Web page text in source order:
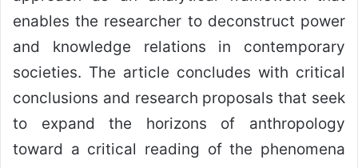
enables the researcher to deconstruct power
and knowledge relations in contemporary
societies. The article concludes with critical
conclusions and research proposals that seek
to expand the horizons of anthropology
toward a critical reading of the phenomena